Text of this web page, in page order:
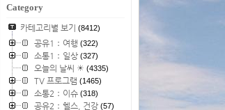
Category
카테고리별 보기 (8412)
공유1：여행 (322)
소통1：일상(327)
오늘의 날씨 ☀ (4335)
TV 프로그램 (1465)
소통2：이슈(318)
공유2：헬스, 건강(57)